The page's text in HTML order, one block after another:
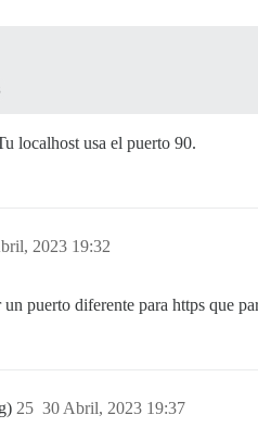
localhost usa el puerto 90.
2023 19:32
puerto diferente para https que
30 Abril, 2023 19:37
25